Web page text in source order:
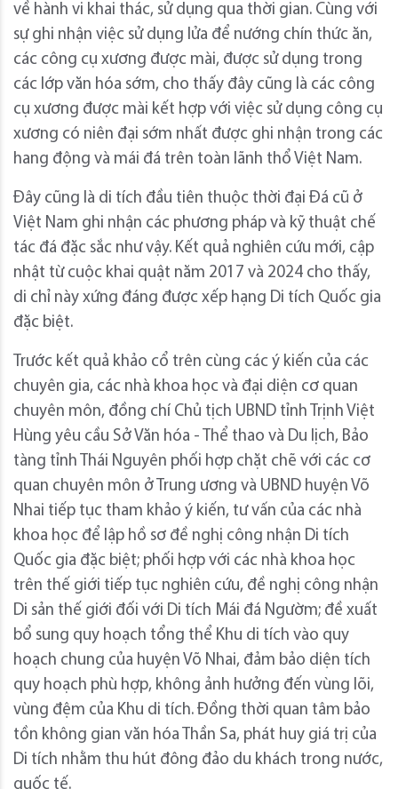
về hành vi khai thác, sử dụng qua thời gian. Cùng với
sự ghi nhận việc sử dụng lửa để nướng chín thức ăn,
các công cụ xương được mài, được sử dụng trong
các lớp văn hóa sớm, cho thấy đây cũng là các công
cụ xương được mài kết hợp với việc sử dụng công cụ
xương có niên đại sớm nhất được ghi nhận trong các
hang động và mái đá trên toàn lãnh thổ Việt Nam.
Đây cũng là di tích đầu tiên thuộc thời đại Đá cũ ở
Việt Nam ghi nhận các phương pháp và kỹ thuật chế
tác đá đặc sắc như vậy. Kết quả nghiên cứu mới, cập
nhật từ cuộc khai quật năm 2017 và 2024 cho thấy,
di chỉ này xứng đáng được xếp hạng Di tích Quốc gia
đặc biệt.
Trước kết quả khảo cổ trên cùng các ý kiến của các
chuyên gia, các nhà khoa học và đại diện cơ quan
chuyên môn, đồng chí Chủ tịch UBND tỉnh Trịnh Việt
Hùng yêu cầu Sở Văn hóa - Thể thao và Du lịch, Bảo
tàng tỉnh Thái Nguyên phối hợp chặt chẽ với các cơ
quan chuyên môn ở Trung ương và UBND huyện Võ
Nhai tiếp tục tham khảo ý kiến, tư vấn của các nhà
khoa học để lập hồ sơ đề nghị công nhận Di tích
Quốc gia đặc biệt; phối hợp với các nhà khoa học
trên thế giới tiếp tục nghiên cứu, đề nghị công nhận
Di sản thế giới đối với Di tích Mái đá Ngườm; đề xuất
bổ sung quy hoạch tổng thể Khu di tích vào quy
hoạch chung của huyện Võ Nhai, đảm bảo diện tích
quy hoạch phù hợp, không ảnh hưởng đến vùng lõi,
vùng đệm của Khu di tích. Đồng thời quan tâm bảo
tồn không gian văn hóa Thần Sa, phát huy giá trị của
Di tích nhằm thu hút đông đảo du khách trong nước,
quốc tế.